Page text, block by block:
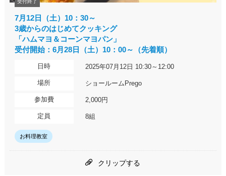
受付終了
7月12日（土）10：30～
3歳からのはじめてクッキング
「ハムマヨ＆コーンマヨパン」
受付開始：6月28日（土）10：00～（先着順）
日時 2025年07月12日 10:30～12:00
場所 ショールームPrego
参加費 2,000円
定員 8組
お料理教室
クリップする